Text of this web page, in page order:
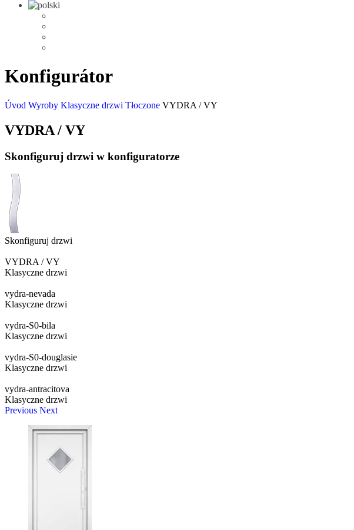
Konfigurátor
Úvod Wyroby Klasyczne drzwi Tłoczone VYDRA / VY
VYDRA / VY
Skonfiguruj drzwi w konfiguratorze
Skonfiguruj drzwi
VYDRA / VY
Klasyczne drzwi
vydra-nevada
Klasyczne drzwi
vydra-S0-bila
Klasyczne drzwi
vydra-S0-douglasie
Klasyczne drzwi
vydra-antracitova
Klasyczne drzwi
Previous Next